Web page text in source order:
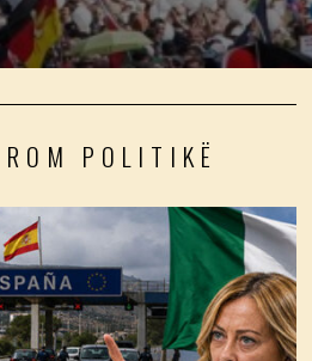
POLITIKË